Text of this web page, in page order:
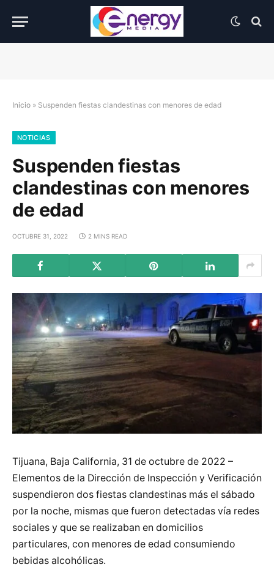
Inicio » Suspenden fiestas clandestinas con menores de edad
NOTICIAS
Suspenden fiestas
clandestinas con menores
de edad
OCTUBRE 31, 2022 2 MINS READ
Tijuana, Baja California, 31 de octubre de 2022 –
Elementos de la Dirección de Inspección y Verificación
suspendieron dos fiestas clandestinas más el sábado
por la noche, mismas que fueron detectadas vía redes
sociales y que se realizaban en domicilios
particulares, con menores de edad consumiendo
bebidas alcohólicas.